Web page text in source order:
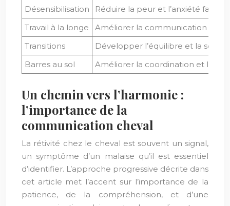
Désensibilisation
Réduire la peur et l’anxiété face
Travail à la longe
Améliorer la communication et la
Transitions
Développer l’équilibre et la
Barres au sol
Améliorer la coordination et la
Un chemin vers l’harmonie :
l’importance de la
communication cheval
La rétivité chez le cheval est souvent un signal,
un symptôme d’un malaise qu’il est essentiel
d’identifier. L’approche progressive décrite dans
cet article met l’accent sur l’importance de la
patience, de la compréhension, et d’une